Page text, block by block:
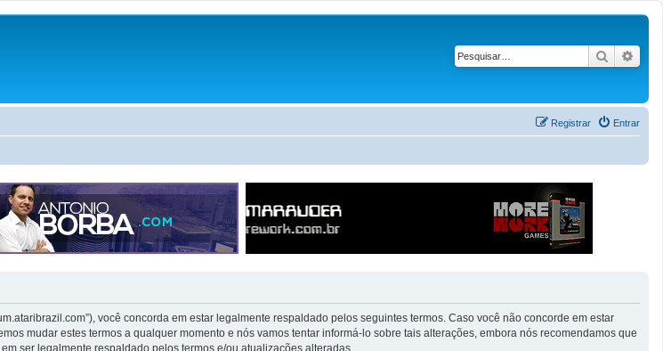
Pesquisar
Entrar
Registrar
você concorda em estar legalmente respaldado pelos seguintes termos. Caso você não concorde em estar
mudar estes termos a qualquer momento e nós vamos tentar informá-lo sobre tais alterações, embora nós recomendamos que
ser legalmente respaldado pelos termos e/ou atualizações alteradas.